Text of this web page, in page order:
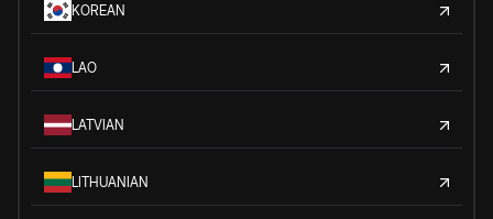
KOREAN
LAO
LATVIAN
LITHUANIAN